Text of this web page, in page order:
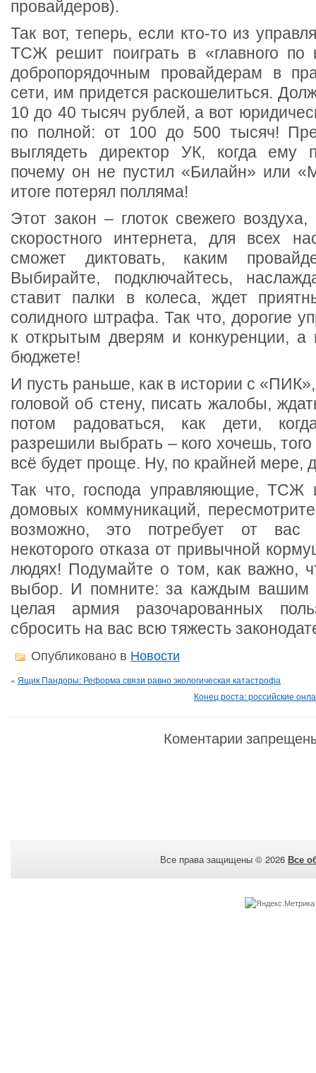
провайдеров).
Так вот, теперь, если кто-то из
ТСЖ решит поиграть в «главного по
добропорядочным провайдерам в
сети, им придется раскошелиться.
10 до 40 тысяч рублей, а вот
по полной: от 100 до 500 тысяч!
выглядеть директор УК, когда ему
почему он не пустил «Билайн» или
итоге потерял полляма!
Этот закон – глоток свежего
скоростного интернета, для всех
сможет диктовать, каким
Выбирайте, подключайтесь,
ставит палки в колеса, ждет
солидного штрафа. Так что, дорогие
к открытым дверям и конкуренции,
бюджете!
И пусть раньше, как в истории с
головой об стену, писать жалобы,
потом радоваться, как дети,
разрешили выбрать – кого хочешь,
всё будет проще. Ну, по крайней мере,
Так что, господа управляющие, ТСЖ
домовых коммуникаций,
возможно, это потребует от вас
некоторого отказа от привычной
людях! Подумайте о том, как важно,
выбор. И помните: за каждым вашим
целая армия разочарованных
сбросить на вас всю тяжесть
Опубликовано в Новости
« Ящик Пандоры: Реформа связи равно экологическая катастрофа
Конец роста: российские
Коментарии
Все права защищены © 2026 Все